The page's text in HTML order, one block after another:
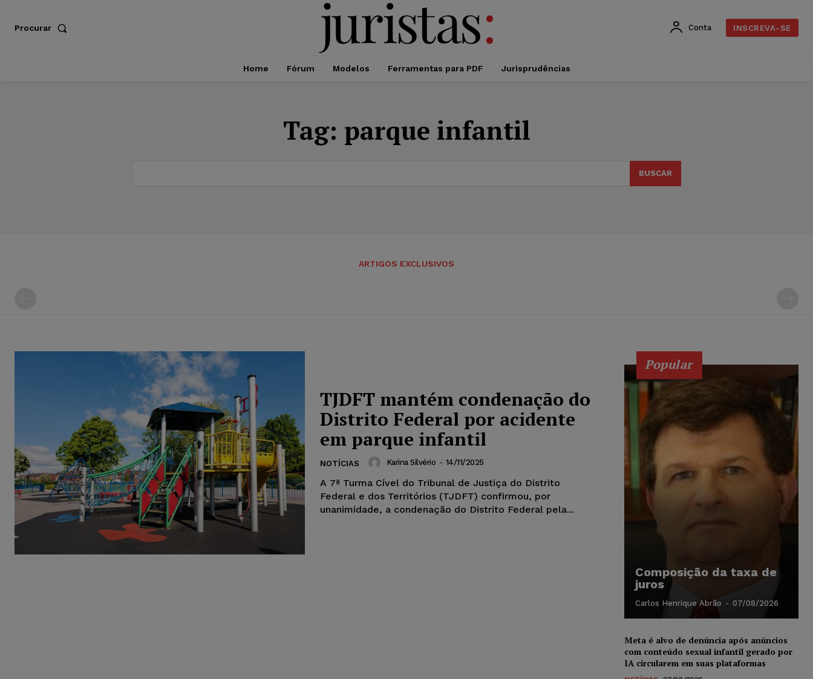
Procurar Conta INSCREVA-SE
Home Fórum Modelos Ferramentas para PDF Jurisprudências
Tag: parque infantil
BUSCAR
ARTIGOS EXCLUSIVOS
TJDFT mantém condenação do
Distrito Federal por acidente
em parque infantil
NOTÍCIAS Karina Silvério - 14/11/2025
A 7ª Turma Cível do Tribunal de Justiça do Distrito
Federal e dos Territórios (TJDFT) confirmou, por
unanimidade, a condenação do Distrito Federal pela...
Popular
Composição da taxa de
juros
Carlos Henrique Abrão - 07/08/2026
Meta é alvo de denúncia após anúncios
com conteúdo sexual infantil gerado por
IA circularem em suas plataformas